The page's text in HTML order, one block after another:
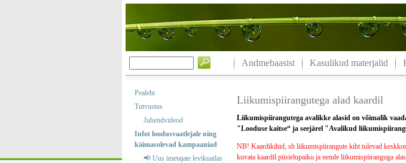
Andmebaasist Kasulikud materjalid
Pealeht
Tutvustus
Juhendvideod
Infot loodusvaatlejale ning
käimasolevad kampaaniad
📢 Uus imetajate levikuatlas
Liikumispiirangutega alad kaardil
Liikumispiirangutega avalikke alasid on võimalik
"Looduse kaitse“ ja seejärel "Avalikud
NB! Kaardikihid, sh liikumispiirangute kiht tulevad
kuvata kaardil püsielupaiku ja nende liikumispiiranguga